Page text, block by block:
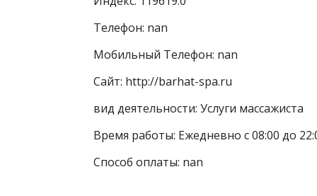
Телефон: nan
Мобильный Телефон: nan
Сайт: http://barhat-spa.ru
вид деятельности: Услуги массажиста
Время работы: Ежедневно с 08:00 до
Способ оплаты: nan